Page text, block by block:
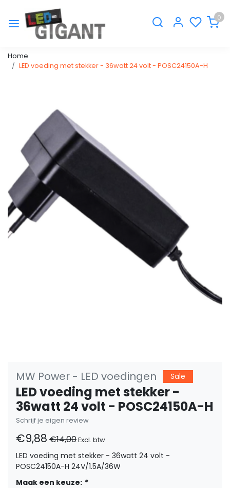
0
Home
LED voeding met stekker - 36watt 24 volt - POSC24150A-H
MW Power - LED voedingen Sale
LED voeding met stekker -
36watt 24 volt - POSC24150A-H
Schrijf je eigen review
€9,88 €14,00Excl. btw
LED voeding met stekker - 36watt 24 volt -
POSC24150A-H 24V/1.5A/36W
Maak een keuze: *